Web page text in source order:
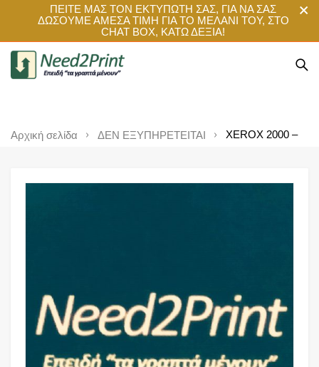
ΠΕΙΤΕ ΜΑΣ ΤΟΝ ΕΚΤΥΠΩΤΗ ΣΑΣ, ΓΙΑ ΝΑ ΣΑΣ
ΔΩΣΟΥΜΕ ΑΜΕΣΑ ΤΙΜΗ ΓΙΑ ΤΟ ΜΕΛΑΝΙ ΤΟΥ, ΣΤΟ
CHAT BOX, ΚΑΤΩ ΔΕΞΙΑ!
Αρχική σελίδα ΔΕΝ ΕΞΥΠΗΡΕΤΕΙΤΑΙ XEROX 2000 –